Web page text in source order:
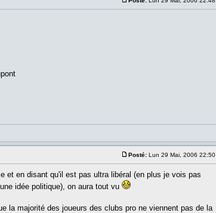
Posté: Lun 29 Mai, 2006 22:50
et en disant qu'il est pas ultra libéral (en plus je vois pas
idée politique), on aura tout vu
la majorité des joueurs des clubs pro ne viennent pas de la